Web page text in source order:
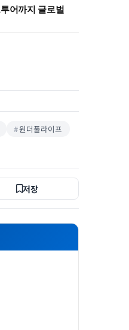
어까지 글로벌
원더풀라이프
저장